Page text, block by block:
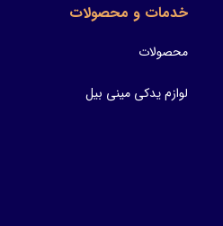
خدمات و محصولات
محصولات
لوازم یدکی مینی بیل